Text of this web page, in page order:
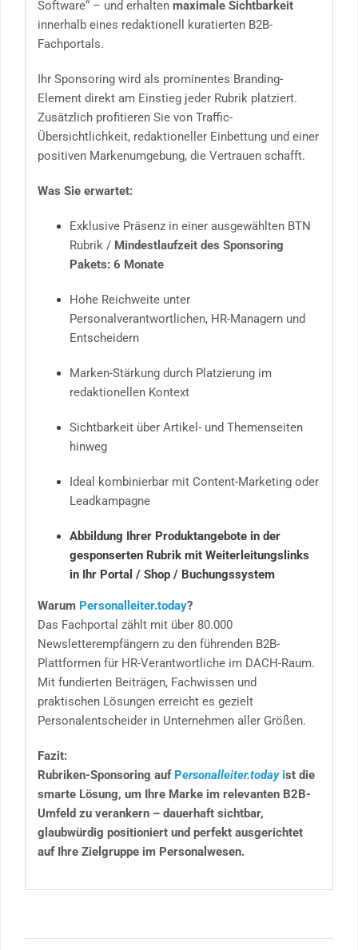
Software“ – und erhaltenmaximale Sichtbarkeit
innerhalb eines redaktionell kuratierten B2B-
Fachportals.
Ihr Sponsoring wird als prominentes Branding-
Element direkt am Einstieg jeder Rubrik platziert.
Zusätzlich profitieren Sie von Traffic-
Übersichtlichkeit, redaktioneller Einbettung und einer
positiven Markenumgebung, die Vertrauen schafft.
Was Sie erwartet:
Exklusive Präsenz in einer ausgewählten BTN
Rubrik / Mindestlaufzeit des Sponsoring
Pakets: 6 Monate
Hohe Reichweite unter
Personalverantwortlichen, HR-Managern und
Entscheidern
Marken-Stärkung durch Platzierung im
redaktionellen Kontext
Sichtbarkeit über Artikel- und Themenseiten
hinweg
Ideal kombinierbar mit Content-Marketing oder
Leadkampagne
Abbildung Ihrer Produktangebote in der
gesponserten Rubrik mit Weiterleitungslinks
in Ihr Portal / Shop / Buchungssystem
Warum Personalleiter.today?
Das Fachportal zählt mit über 80.000
Newsletterempfängern zu den führenden B2B-
Plattformen für HR-Verantwortliche im DACH-Raum.
Mit fundierten Beiträgen, Fachwissen und
praktischen Lösungen erreicht es gezielt
Personalentscheider in Unternehmen aller Größen.
Fazit:
Rubriken-Sponsoring auf Personalleiter.todayist die
smarte Lösung, um Ihre Marke im relevanten B2B-
Umfeld zu verankern – dauerhaft sichtbar,
glaubwürdig positioniert und perfekt ausgerichtet
auf Ihre Zielgruppe im Personalwesen.